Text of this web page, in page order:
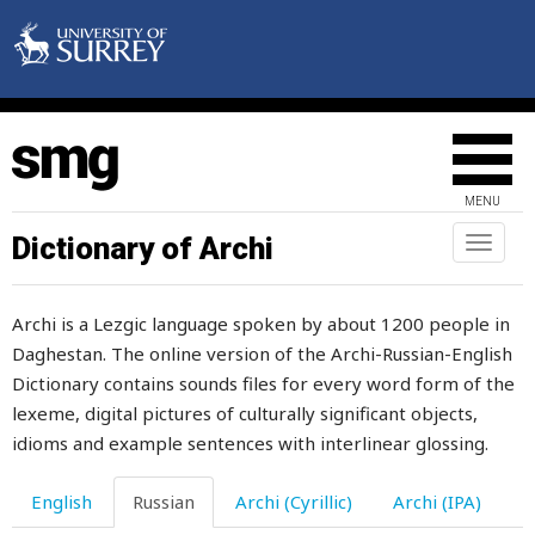
MENU
Toggle
Dictionary of Archi
Archi is a Lezgic language spoken by about 1200 people in
Daghestan. The online version of the Archi-Russian-English
Dictionary contains sounds files for every word form of the
lexeme, digital pictures of culturally significant objects,
idioms and example sentences with interlinear glossing.
English Russian Archi (Cyrillic) Archi (IPA)
ступня
стыдно
суббота
сугроб
суд
судить